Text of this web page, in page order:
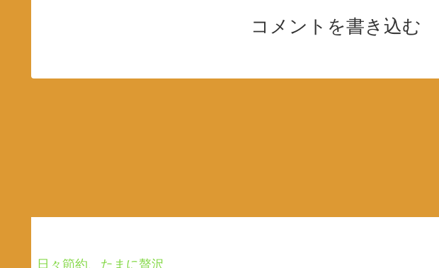
コメントを書き込む
日々節約、たまに贅沢